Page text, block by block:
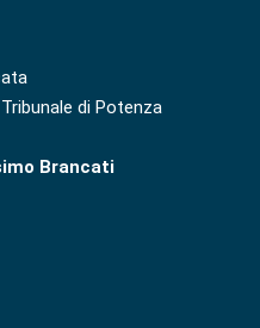
di Potenza
Brancati